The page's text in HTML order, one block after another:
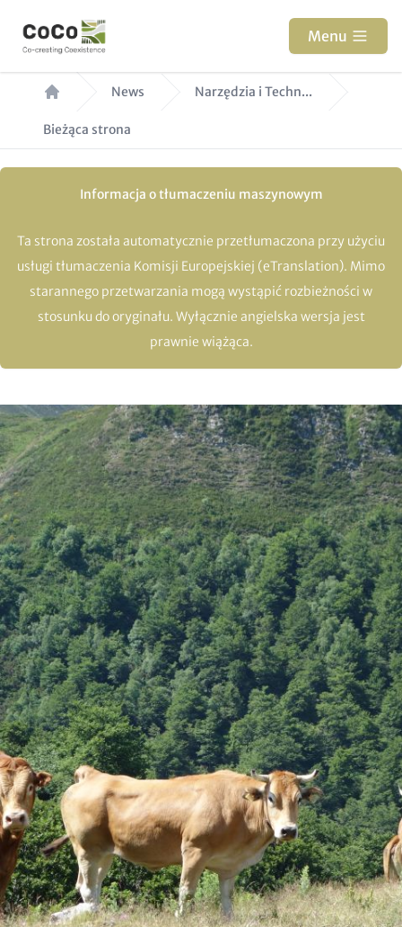
Menu
Ścieżka
News Narzędzia i Techn...
Bieżąca strona
Informacja o tłumaczeniu maszynowym
Ta strona została automatycznie przetłumaczona przy użyciu
usługi tłumaczenia Komisji Europejskiej (eTranslation). Mimo
starannego przetwarzania mogą wystąpić rozbieżności w
stosunku do oryginału. Wyłącznie angielska wersja jest
prawnie wiążąca.
Hero
Image